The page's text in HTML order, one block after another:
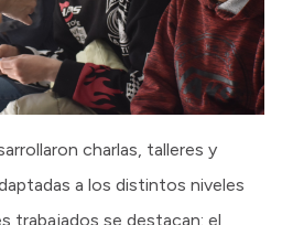
charlas, talleres y
a los distintos niveles
trabajados se destacan: el